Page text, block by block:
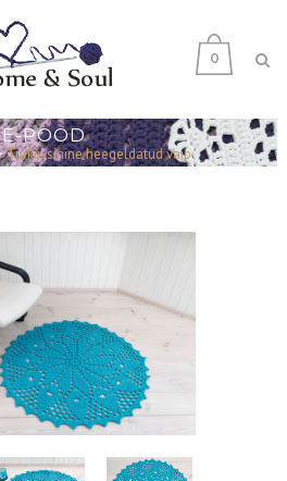
0
E-POOD
Türkiissinine heegeldatud vaip